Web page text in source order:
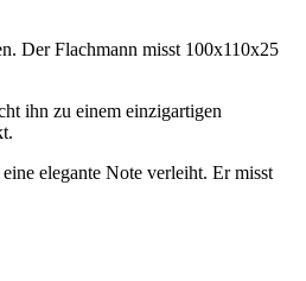
Der Flachmann misst 100x110x25
ihn zu einem einzigartigen
elegante Note verleiht. Er misst